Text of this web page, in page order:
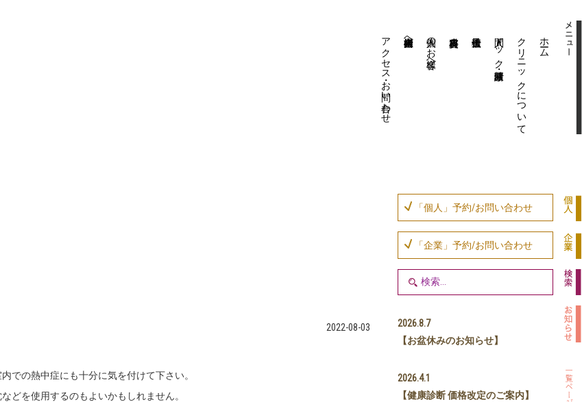
アクセス・お問い合わせ 企業内担当者様へ 個人のお客様へ 人間ドック・健康診断 クリニックについて ホーム
2022-08-03
での熱中症にも十分に気を付けて下さい。
どを使用するのもよいかもしれません。
「個人」予約/お問い合わせ
「企業」予約/お問い合わせ
2026.8.7
【お盆休みのお知らせ】
2026.4.1
【健康診断 価格改定のご案内】